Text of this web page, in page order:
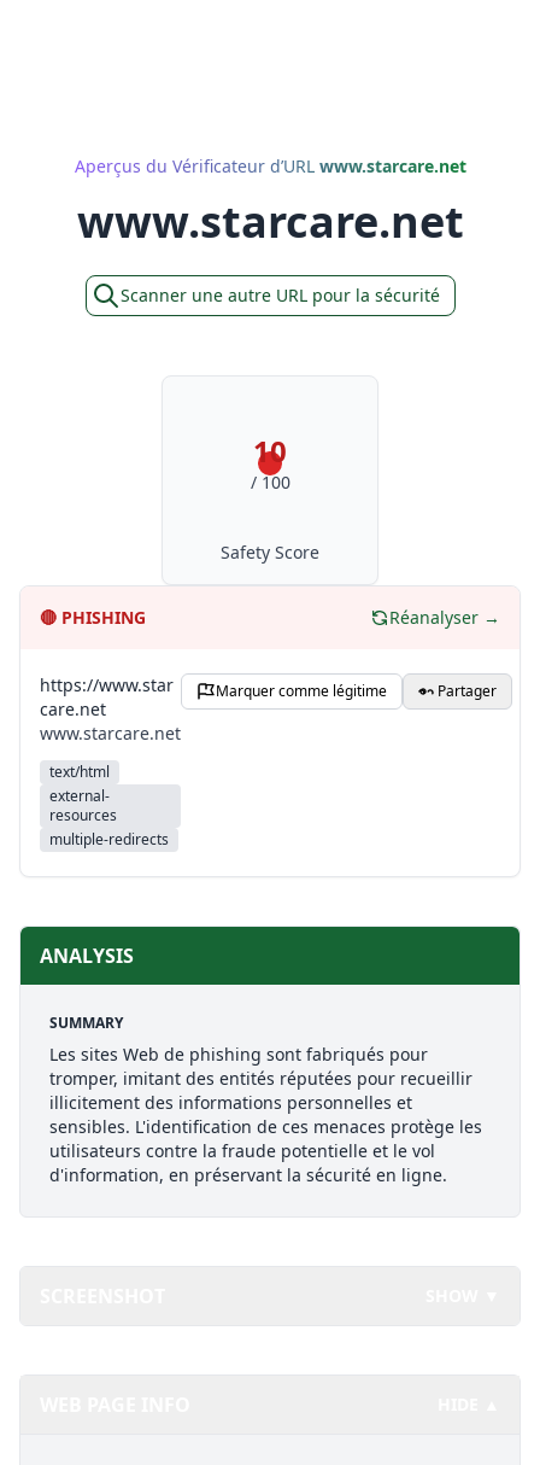
Aperçus du Vérificateur d’URL www.starcare.net
www.starcare.net
Scanner une autre URL pour la sécurité
10
/ 100
Safety Score
🔴 PHISHING Réanalyser →
https://www.star
care.net
www.starcare.net
text/html
external-
resources
multiple-redirects
Marquer comme légitime Partager
ANALYSIS
SUMMARY
Les sites Web de phishing sont fabriqués pour
tromper, imitant des entités réputées pour recueillir
illicitement des informations personnelles et
sensibles. L'identification de ces menaces protège les
utilisateurs contre la fraude potentielle et le vol
d'information, en préservant la sécurité en ligne.